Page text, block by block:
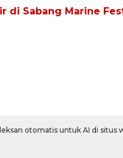
di Sabang Marine
otomatis untuk AI di situs
Program Taruna